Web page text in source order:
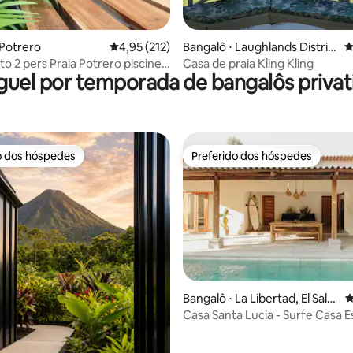
de 5, 196 avaliações4,95 de uma avaliação média de 5, 212
4,95 (212)
2 pers Praia Potrero piscine
Bangalô ⋅ Laughlands Distric
t
Casa de praia Kling Kling
por temporada de bangalôs
de 5, 164 avaliações
dos hóspedes
dos hóspedes Preferido dos hóspedes
Preferido dos hóspedes
Bangalô ⋅ La Libertad, El Salv
ador
Casa Santa Lucía - Surfe Casa